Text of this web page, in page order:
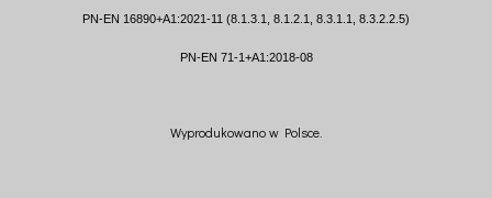
PN-EN 16890+A1:2021-11 (8.1.3.1, 8.1.2.1, 8.3.1.1, 8.3.2.2.5)
PN-EN 71-1+A1:2018-08
Wyprodukowano w Polsce.